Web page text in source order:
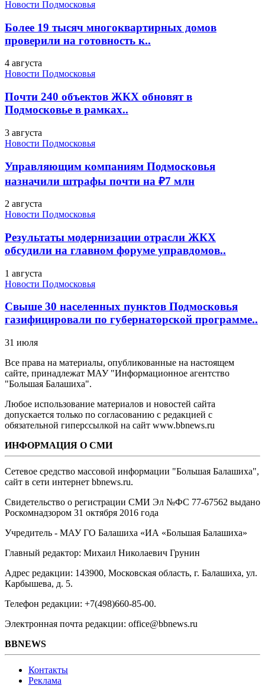
Новости Подмосковья
Более 19 тысяч многоквартирных домов
проверили на готовность к..
4 августа
Новости Подмосковья
Почти 240 объектов ЖКХ обновят в
Подмосковье в рамках..
3 августа
Новости Подмосковья
Управляющим компаниям Подмосковья
назначили штрафы почти на ₽7 млн
2 августа
Новости Подмосковья
Результаты модернизации отрасли ЖКХ
обсудили на главном форуме управдомов..
1 августа
Новости Подмосковья
Свыше 30 населенных пунктов Подмосковья
газифицировали по губернаторской программе..
31 июля
Все права на материалы, опубликованные на настоящем
сайте, принадлежат МАУ "Информационное агентство
"Большая Балашиха".
Любое использование материалов и новостей сайта
допускается только по согласованию с редакцией с
обязательной гиперссылкой на сайт www.bbnews.ru
ИНФОРМАЦИЯ О СМИ
Сетевое средство массовой информации "Большая Балашиха",
сайт в сети интернет bbnews.ru.
Свидетельство о регистрации СМИ Эл №ФС ‎77-67562 выдано
Роскомнадзором 31 октября 2016 года
Учредитель - МАУ ГО Балашиха «ИА «Большая Балашиха»
Главный редактор: Михаил Николаевич Грунин
Адрес редакции: 143900, Московская область, г. Балашиха, ул.
Карбышева, д. 5.
Телефон редакции: +7(498)660-85-00.
Электронная почта редакции: office@bbnews.ru
BBNEWS
Контакты
Реклама